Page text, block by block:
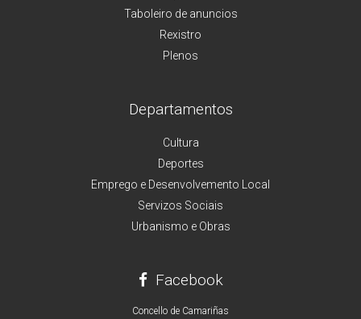
Taboleiro de anuncios
Rexistro
Plenos
Departamentos
Cultura
Deportes
Emprego e Desenvolvemento Local
Servizos Sociais
Urbanismo e Obras
Facebook
Concello de Camariñas